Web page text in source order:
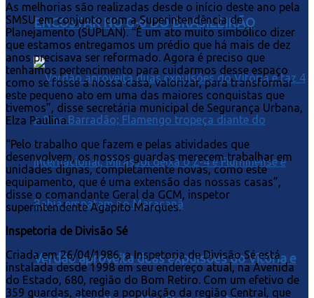
ENCOSTAR NO G-6 DO BRASILEIRÃO
Verdão aproveita duas expulsões do Vitória e
As melhorias são realizadas desde o início deste ano pela
SMSU em conjunto com a Superintendência de
Planejamento (SUPLAN). “É um ato muito simbólico dizer
que estamos entregamos um prédio que há mais de dez
anos precisava ser reformado. Agora é preciso que
tenhamos pertencimento para cuidarmos desse espaço
como se fosse a nossa casa, valorizar, para transformar
este pequeno ato em uma das maiores conquistas que
tivemos”, disse secretária municipal de Segurança Urbana,
Elza Paulina.
“Pelo trabalho que fazem e pelas atividades que
desenvolvem, os nossos guardas merecem trabalhar em
unidades dignas, completamente novas, como este
equipamento, que é uma extensão das nossas casas”,
disse o comandante Geral da GCM, inspetor
superintendente Agapito Marques.
Inspetoria de Divisão Sé
Criada em 26/04/1986, a Inspetoria de Divisão Sé está
instalada desde 1998 em seu endereço atual, na Avenida
do Estado, 680, região do Bom Retiro. Com um efetivo de
359 guardas, atende a população da região Central, que